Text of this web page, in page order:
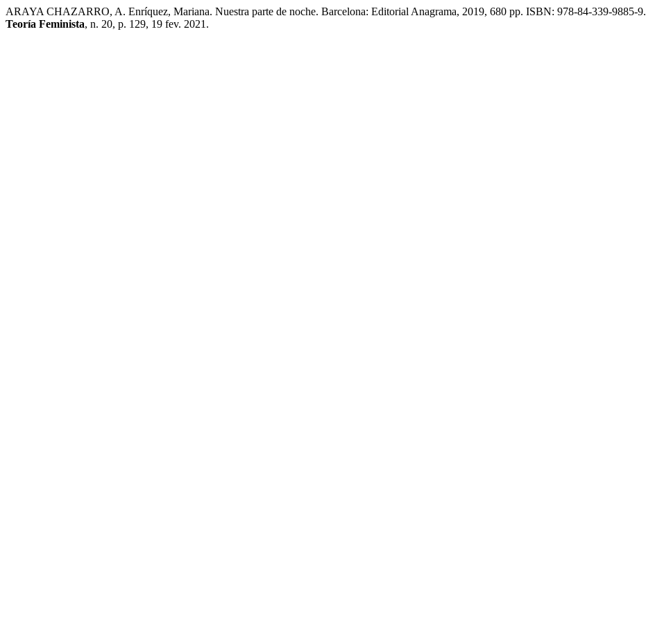
ARAYA CHAZARRO, A. Enríquez, Mariana. Nuestra parte de noche. Barcelona: Editorial Anagrama, 2019, 680 pp. ISBN: 978-84-339-9885-9.
Teoría Feminista, n. 20, p. 129, 19 fev. 2021.